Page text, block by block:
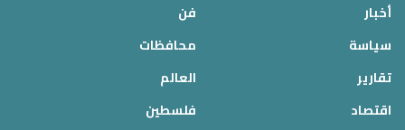
أخبار
سياسة
تقارير
اقتصاد
فن
محافظات
العالم
فلسطين